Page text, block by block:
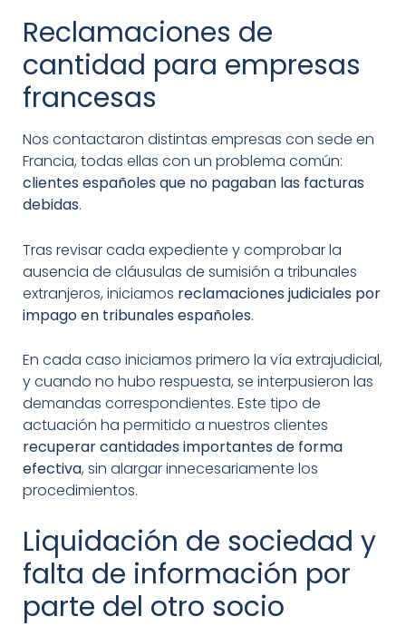
Reclamaciones de
cantidad para empresas
francesas
Nos contactaron distintas empresas con sede en
Francia, todas ellas con un problema común:
clientes españoles que no pagaban las facturas
debidas.
Tras revisar cada expediente y comprobar la
ausencia de cláusulas de sumisión a tribunales
extranjeros, iniciamos reclamaciones judiciales por
impago en tribunales españoles.
En cada caso iniciamos primero la vía extrajudicial,
y cuando no hubo respuesta, se interpusieron las
demandas correspondientes. Este tipo de
actuación ha permitido a nuestros clientes
recuperar cantidades importantes de forma
efectiva, sin alargar innecesariamente los
procedimientos.
Liquidación de sociedad y
falta de información por
parte del otro socio